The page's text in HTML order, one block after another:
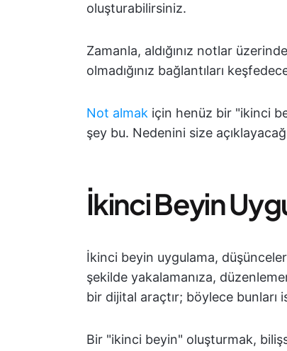
oluşturabilirsiniz.
Zamanla, aldığınız notlar
olmadığınız bağlantıları
Not almak için henüz bir "ikinci
şey bu. Nedenini size
İkinci Beyin
İkinci beyin uygulama,
şekilde yakalamanıza,
bir dijital araçtır; böylece bunları
Bir "ikinci beyin" oluşturmak,